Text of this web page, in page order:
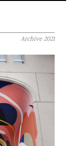
Archive2021